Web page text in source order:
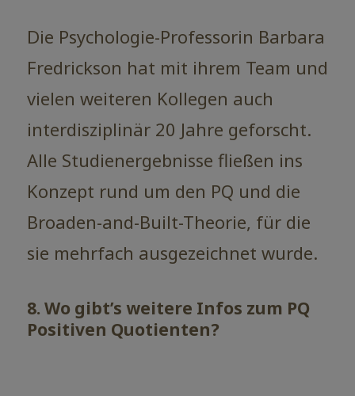
Die Psychologie-Professorin Barbara
Fredrickson hat mit ihrem Team und
vielen weiteren Kollegen auch
interdisziplinär 20 Jahre geforscht.
Alle Studienergebnisse fließen ins
Konzept rund um den PQ und die
Broaden-and-Built-Theorie, für die
sie mehrfach ausgezeichnet wurde.
8. Wo gibt’s weitere Infos zum PQ
Positiven Quotienten?